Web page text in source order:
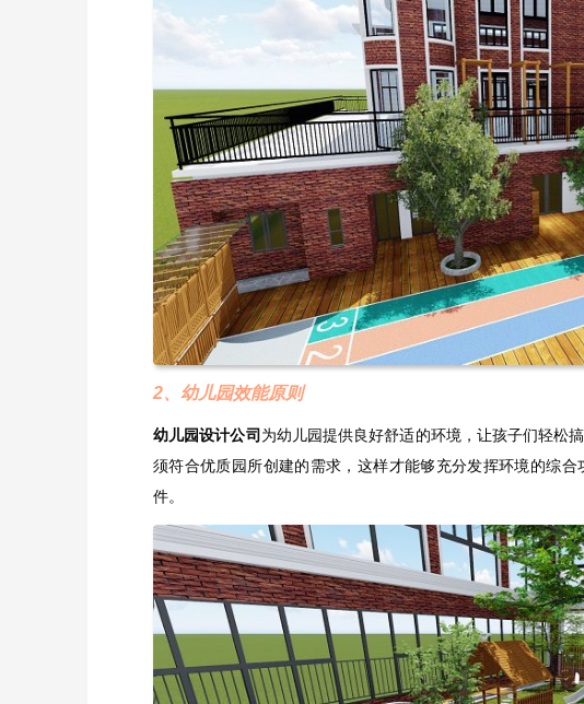
2、幼儿园效能原则
幼儿园设计公司为幼儿园提供良好舒适的环境，让孩子们轻松
须符合优质园所创建的需求，这样才能够充分发挥环境的综
件。